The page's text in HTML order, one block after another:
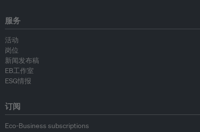
服务
活动
岗位
新闻发布稿
EB工作室
ESG情报
订阅
Eco-Business subscriptions